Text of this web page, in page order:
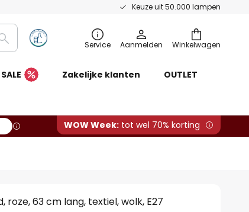
Keuze uit 50.000 lampen
Winkelwagen
Zoeken Service Aanmelden
SALE Zakelijke klanten OUTLET
WOW Week: tot wel 70% korting
roze, 63 cm lang, textiel, wolk, E27